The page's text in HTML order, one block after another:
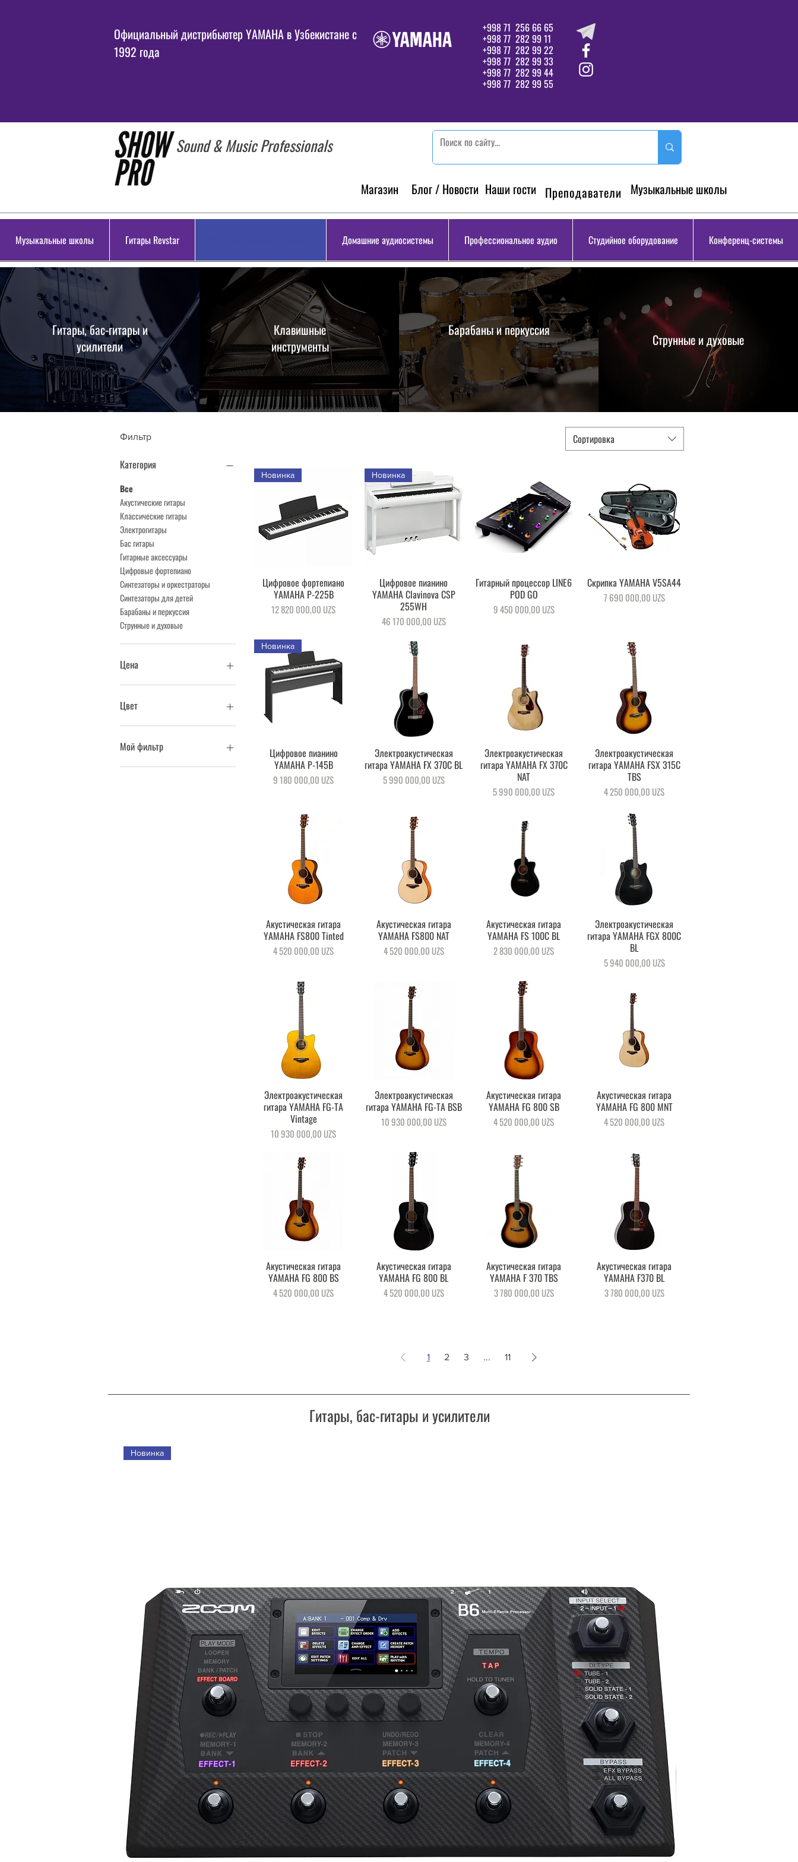
Официальный дистрибьютер YAMAHA в Узбекистане c
1992 года
+998 71 256 66 65
+998 77 282 99 11
+998 77 282 99 22
+998 77 282 99 33
+998 77 282 99 44
+998 77 282 99 55
Sound & Music Professionals
Магазин Блог / Новости Наши гости Преподаватели Музыкальные школы
Музыкальные школы Гитары Revstar Домашние аудиосистемы Профессиональное аудио Студийное оборудование Конференц-системы
Гитары, бас-гитары и
усилители
Клавишные
инструменты
Барабаны и перкуссия
Струнные и духовые
Фильтр
Категория
Все
Акустические гитары
Классические гитары
Электрогитары
Бас гитары
Гитарные аксессуары
Цифровые фортепиано
Синтезаторы и оркестраторы
Синтезаторы для детей
Барабаны и перкуссия
Струнные и духовые
Цена
0 UZS
Цвет
Мой фильтр
Электрогитары
Сортировка
Быстрый просмотр
Новинка
Цифровое фортепиано
YAMAHA P-225B
Цена
12 820 000,00 UZS
Быстрый просмотр
Новинка
Цифровое пианино
YAMAHA Clavinova CSP
255WH
Цена
46 170 000,00 UZS
Быстрый просмотр
Гитарный процессор LINE6
POD GO
Цена
9 450 000,00 UZS
Быстрый просмотр
Скрипка YAMAHA V5SA44
Цена
7 690 000,00 UZS
Быстрый просмотр
Новинка
Цифровое пианино
YAMAHA P-145B
Цена
9 180 000,00 UZS
Быстрый просмотр
Электроакустическая
гитара YAMAHA FX 370C BL
Цена
5 990 000,00 UZS
Быстрый просмотр
Электроакустическая
гитара YAMAHA FX 370C
NAT
Цена
5 990 000,00 UZS
Быстрый просмотр
Электроакустическая
гитара YAMAHA FSX 315C
TBS
Цена
4 250 000,00 UZS
Быстрый просмотр
Акустическая гитара
YAMAHA FS800 Tinted
Цена
4 520 000,00 UZS
Быстрый просмотр
Акустическая гитара
YAMAHA FS800 NAT
Цена
4 520 000,00 UZS
Быстрый просмотр
Акустическая гитара
YAMAHA FS 100C BL
Цена
2 830 000,00 UZS
Быстрый просмотр
Электроакустическая
гитара YAMAHA FGX 800C
BL
Цена
5 940 000,00 UZS
Быстрый просмотр
Электроакустическая
гитара YAMAHA FG-TA
Vintage
Цена
10 930 000,00 UZS
Быстрый просмотр
Электроакустическая
гитара YAMAHA FG-TA BSB
Цена
10 930 000,00 UZS
Быстрый просмотр
Акустическая гитара
YAMAHA FG 800 SB
Цена
4 520 000,00 UZS
Быстрый просмотр
Акустическая гитара
YAMAHA FG 800 MNT
Цена
4 520 000,00 UZS
Быстрый просмотр
Акустическая гитара
YAMAHA FG 800 BS
Цена
4 520 000,00 UZS
Быстрый просмотр
Акустическая гитара
YAMAHA FG 800 BL
Цена
4 520 000,00 UZS
Быстрый просмотр
Акустическая гитара
YAMAHA F 370 TBS
Цена
3 780 000,00 UZS
Быстрый просмотр
Акустическая гитара
YAMAHA F370 BL
Цена
3 780 000,00 UZS
1 2 3 ... 11
Гитары, бас-гитары и усилители
Новинка